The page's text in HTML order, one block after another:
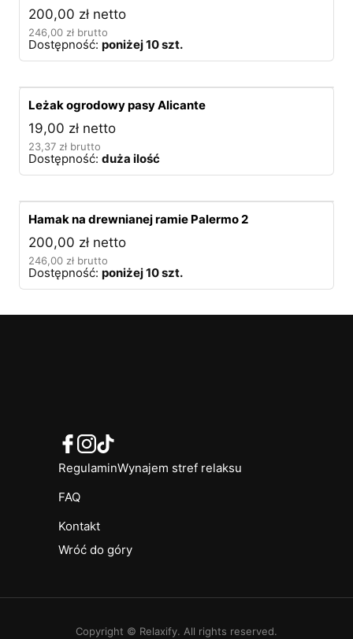
200,00 zł netto
246,00 zł brutto
Dostępność: poniżej 10 szt.
Leżak ogrodowy pasy Alicante
19,00 zł netto
23,37 zł brutto
Dostępność: duża ilość
Hamak na drewnianej ramie Palermo 2
200,00 zł netto
246,00 zł brutto
Dostępność: poniżej 10 szt.
Regulamin
FAQ
Kontakt
Wynajem stref relaksu
Wróć do góry
Copyright © Relaxify. All rights reserved.